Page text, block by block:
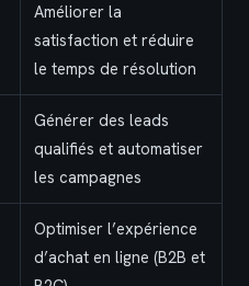
Améliorer la
satisfaction et réduire
le temps de résolution
Générer des leads
qualifiés et automatiser
les campagnes
Optimiser l’expérience
d’achat en ligne (B2B et